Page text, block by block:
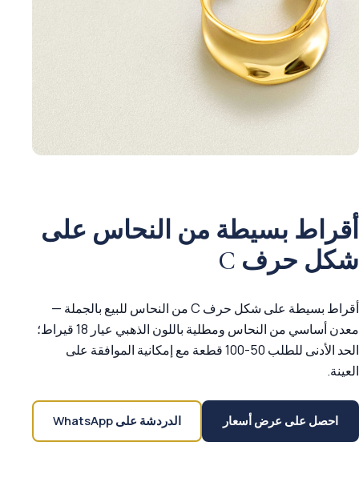
أقراط بسيطة من النحاس على
شكل حرف C
أقراط بسيطة على شكل حرف C من النحاس للبيع بالجملة —
معدن أساسي من النحاس ومطلية باللون الذهبي عيار 18 قيراط؛
الحد الأدنى للطلب 50-100 قطعة مع إمكانية الموافقة على
العينة.
احصل على عرض أسعار الدردشة على WhatsApp